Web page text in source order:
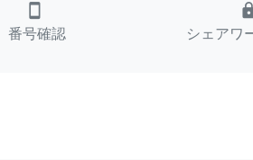
smartphone
番号確認 シェアワ